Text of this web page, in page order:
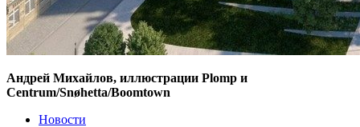
Андрей Михайлов, иллюстрации Plomp и
Centrum/Snøhetta/Boomtown
Новости